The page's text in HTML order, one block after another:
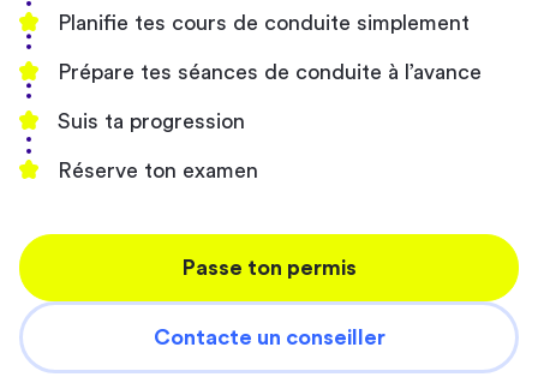
Planifie tes cours de conduite simplement
Prépare tes séances de conduite à l’avance
Suis ta progression
Réserve ton examen
Passe ton permis
Contacte un conseiller